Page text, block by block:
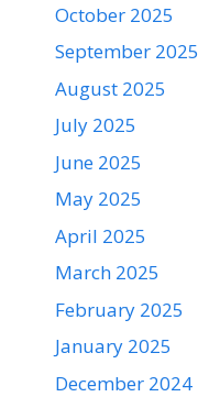
October 2025
September 2025
August 2025
July 2025
June 2025
May 2025
April 2025
March 2025
February 2025
January 2025
December 2024